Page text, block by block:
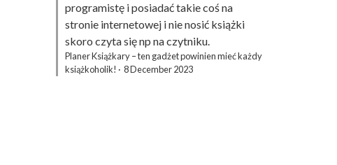
programistę i posiadać takie coś na
stronie internetowej i nie nosić książki
skoro czyta się np na czytniku.
Planer Książkary – ten gadżet powinien mieć każdy
książkoholik! · 8 December 2023